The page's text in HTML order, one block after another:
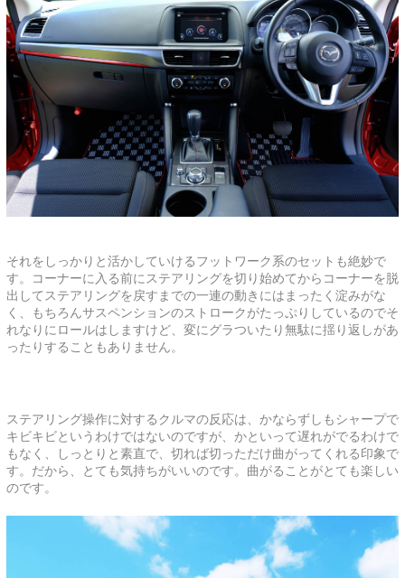
それをしっかりと活かしていけるフットワーク系のセットも絶妙で
す。コーナーに入る前にステアリングを切り始めてからコーナーを脱
出してステアリングを戻すまでの一連の動きにはまったく淀みがな
く、もちろんサスペンションのストロークがたっぷりしているのでそ
れなりにロールはしますけど、変にグラついたり無駄に揺り返しがあ
ったりすることもありません。
ステアリング操作に対するクルマの反応は、かならずしもシャープで
キビキビというわけではないのですが、かといって遅れがでるわけで
もなく、しっとりと素直で、切れば切っただけ曲がってくれる印象で
す。だから、とても気持ちがいいのです。曲がることがとても楽しい
のです。